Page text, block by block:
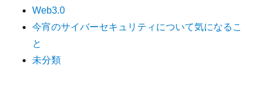
Web3.0
今宵のサイバーセキュリティについて気になるこ
と
未分類